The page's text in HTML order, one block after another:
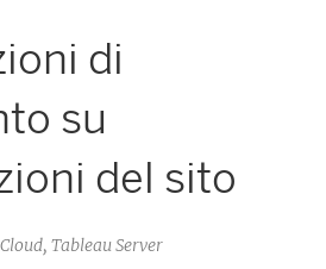
di
su
del sito
Tableau Server